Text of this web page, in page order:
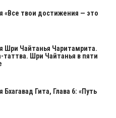
«Все твои достижения — это
Шри Чайтанья Чаритамрита.
таттва. Шри Чайтанья в пяти
Гита, Глава 6: «Путь